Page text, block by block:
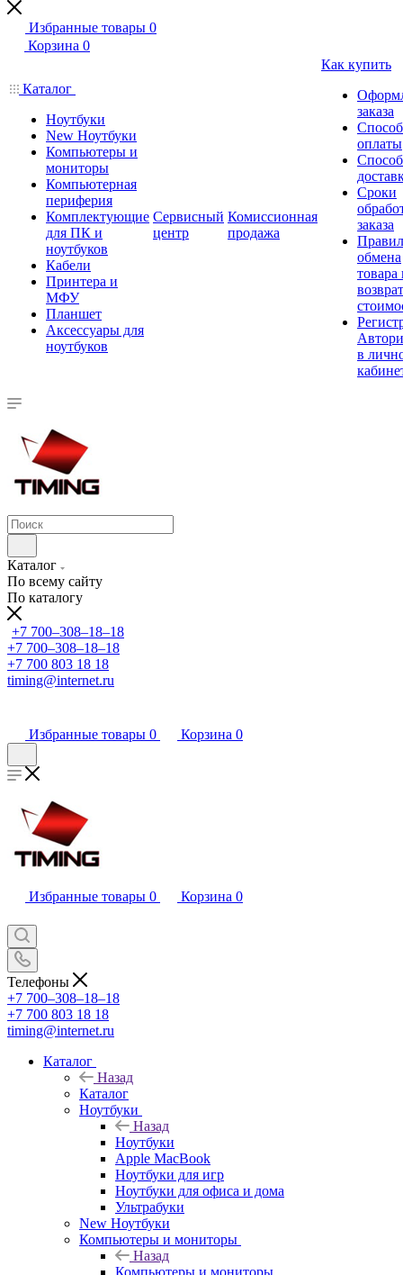
Избранные товары 0
Корзина 0
Каталог
Ноутбуки
New Ноутбуки
Компьютеры и
мониторы
Компьютерная
периферия
Комплектующие
для ПК и
ноутбуков
Кабели
Принтера и
МФУ
Планшет
Аксессуары для
ноутбуков
Сервисный
центр
Комиссионная
продажа
Как купить
заказа
оплаты
Сроки
заказа
обмена
товара
в
Каталог
По всему сайту
По каталогу
+7 700‒308‒18‒18
+7 700‒308‒18‒18
+7 700 803 18 18
timing@internet.ru
Избранные товары 0 Корзина 0
Избранные товары 0 Корзина 0
Телефоны
+7 700‒308‒18‒18
+7 700 803 18 18
timing@internet.ru
Каталог
Назад
Каталог
Ноутбуки
Назад
Ноутбуки
Apple MacBook
Ноутбуки для игр
Ноутбуки для офиса и дома
Ультрабуки
New Ноутбуки
Компьютеры и мониторы
Назад
Компьютеры и мониторы